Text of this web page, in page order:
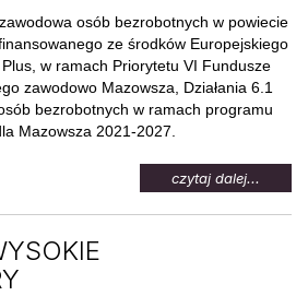
osób bezrobotnych w powiecie
ze środków Europejskiego
w ramach Priorytetu VI Fundusze
zawodowo Mazowsza, Działania 6.1
bezrobotnych w ramach programu
Mazowsza 2021-2027.
czytaj dalej...
temat: